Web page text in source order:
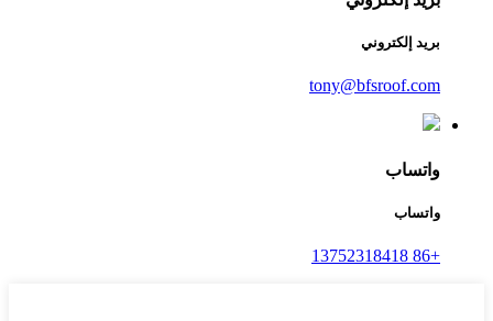
بريد إلكتروني
tony@bfsroof.com
واتساب
واتساب
+86 13752318418